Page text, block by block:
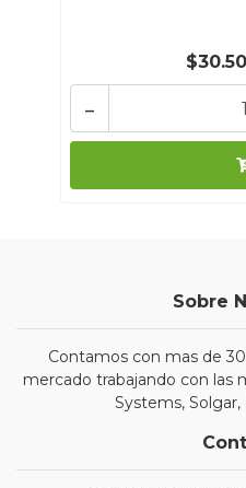
-
Sobre
Contamos con mas de
mercado trabajando con las
Systems,